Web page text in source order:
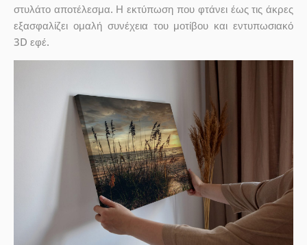
στυλάτο αποτέλεσμα. Η εκτύπωση που φτάνει έως τις άκρες
εξασφαλίζει ομαλή συνέχεια του μοτίβου και εντυπωσιακό
3D εφέ.